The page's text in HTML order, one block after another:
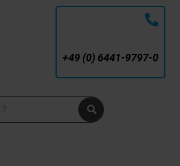
+49 (0) 6441-9797-0